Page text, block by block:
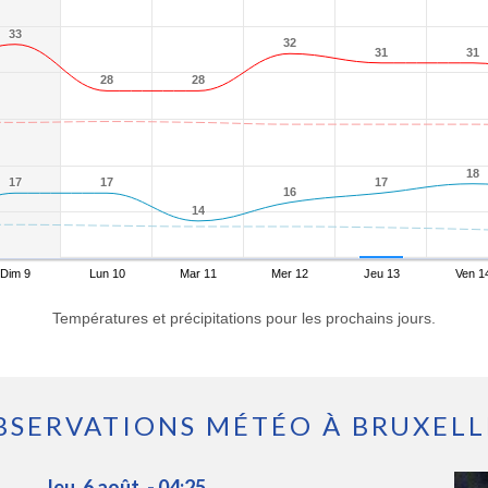
33
33
28
28 28
28
32
32
31
31 31
31
17
17 17
17
14
14
16
16
17
17
18
18
Dim 9 Lun 10 Mar 11 Mer 12 Jeu 13 Ven
Températures et précipitations pour les prochains jours.
MÉTÉO À